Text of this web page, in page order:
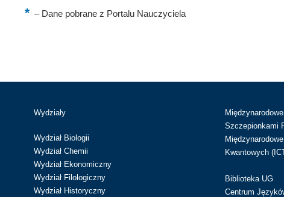
–Dane pobrane z Portalu Nauczyciela
Wydziały
Wydział Biologii
Wydział Chemii
Wydział Ekonomiczny
Wydział Filologiczny
Wydział Historyczny
Szczepionkami
Kwantowych
Biblioteka UG
Centrum